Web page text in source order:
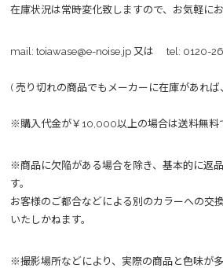
在庫状況は常時変化致しますので、お気軽に
mail: toiawase@e-noise.jp 又は tel: 0120-
( 売り切れの商品でもメーカーに在庫があれ
※購入代金が￥10,000以上の場合は送料無料
※商品に欠陥がある場合を除き、基本的に返
す。
お客様のご都合などによる別のカラーへの交
いたしかねます。
※撮影場所などにより、実際の商品と色味が